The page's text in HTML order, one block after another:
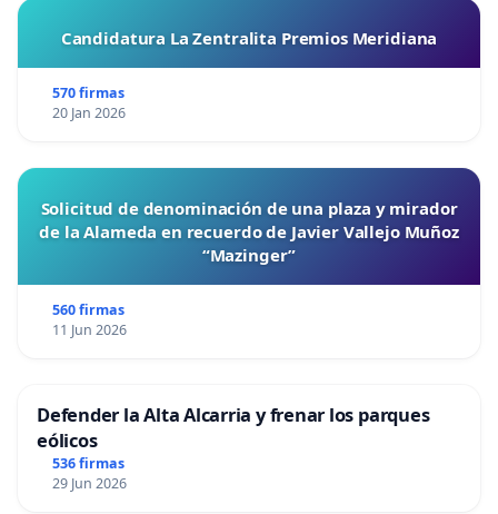
Candidatura La Zentralita Premios Meridiana
570 firmas
20 Jan 2026
Solicitud de denominación de una plaza y mirador
de la Alameda en recuerdo de Javier Vallejo Muñoz
“Mazinger”
560 firmas
11 Jun 2026
Defender la Alta Alcarria y frenar los parques
eólicos
536 firmas
29 Jun 2026